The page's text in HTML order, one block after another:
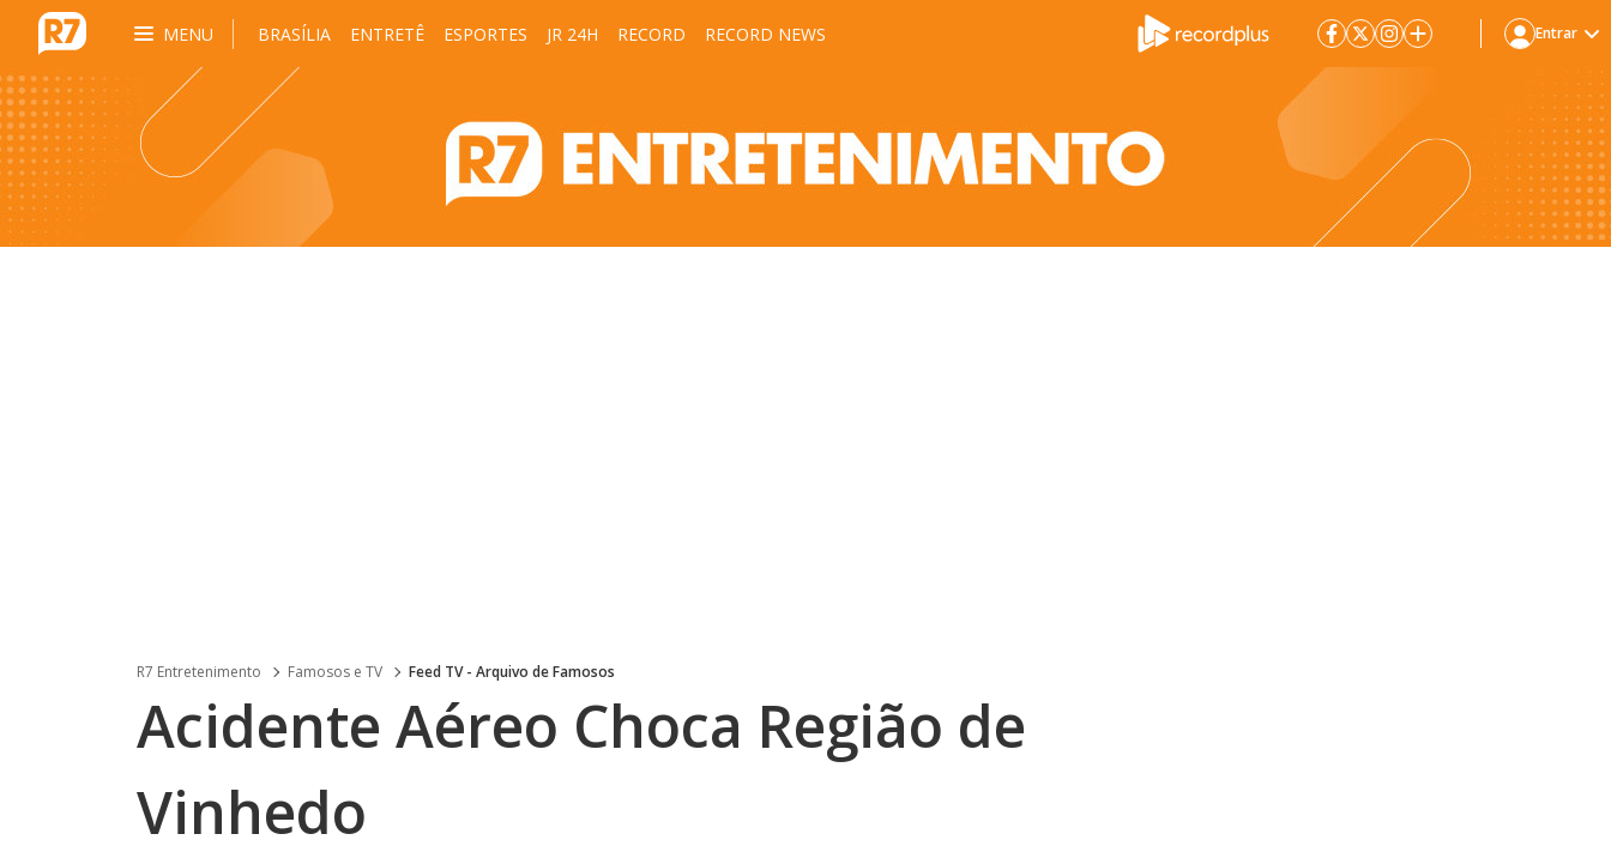
MENU BRASÍLIA ENTRETÊ ESPORTES JR 24H RECORD RECORD NEWS Entrar
R7 Entretenimento Famosos e TV Feed TV - Arquivo de Famosos
Acidente Aéreo Choca Região de
Vinhedo